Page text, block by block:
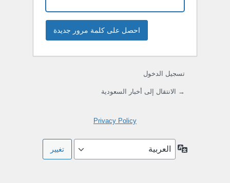
تسجيل الدخول
→ الانتقال إلى أخبار السعودية
Privacy Policy
اللغة